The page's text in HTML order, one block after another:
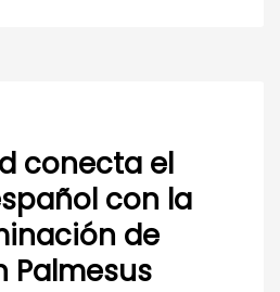
conecta el
con la
de
Palmesus